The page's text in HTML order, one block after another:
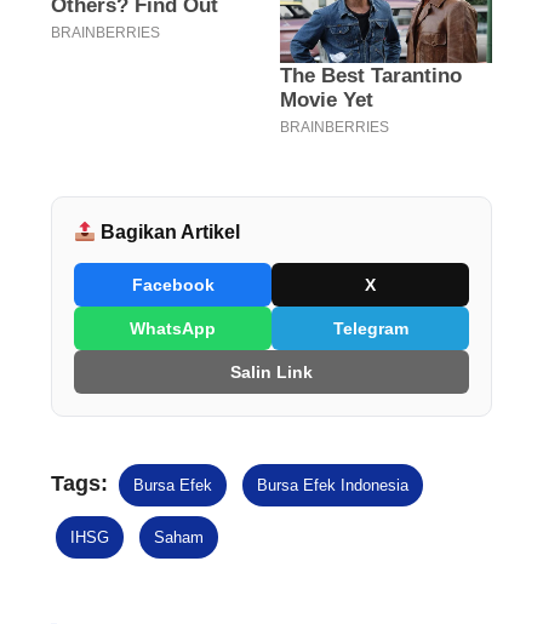
Bagikan Artikel
Facebook X
WhatsApp Telegram
Salin Link
Tags: Bursa Efek Bursa Efek Indonesia
IHSG Saham